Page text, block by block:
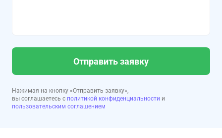
Отправить заявку
Нажимая на кнопку «Отправить заявку»,
вы соглашаетесь с политикой конфиденциальности и
пользовательским соглашением